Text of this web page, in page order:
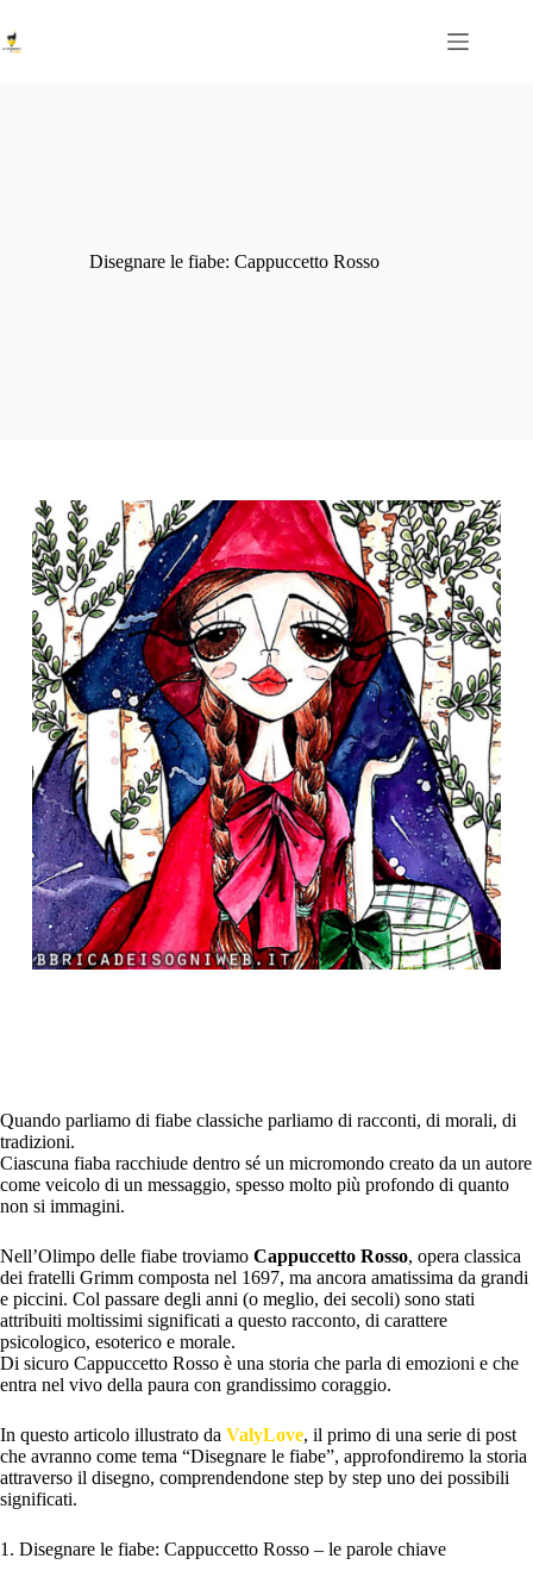
al
contenuto
Disegnare le fiabe: Cappuccetto Rosso
Quando parliamo di fiabe classiche parliamo di racconti, di morali, di
tradizioni.
Ciascuna fiaba racchiude dentro sé un micromondo creato da un autore
come veicolo di un messaggio, spesso molto più profondo di quanto
non si immagini.
Nell’Olimpo delle fiabe troviamo Cappuccetto Rosso, opera classica
dei fratelli Grimm composta nel 1697, ma ancora amatissima da grandi
e piccini. Col passare degli anni (o meglio, dei secoli) sono stati
attribuiti moltissimi significati a questo racconto, di carattere
psicologico, esoterico e morale.
Di sicuro Cappuccetto Rosso è una storia che parla di emozioni e che
entra nel vivo della paura con grandissimo coraggio.
In questo articolo illustrato da ValyLove, il primo di una serie di post
che avranno come tema “Disegnare le fiabe”, approfondiremo la storia
attraverso il disegno, comprendendone step by step uno dei possibili
significati.
1. Disegnare le fiabe: Cappuccetto Rosso – le parole chiave